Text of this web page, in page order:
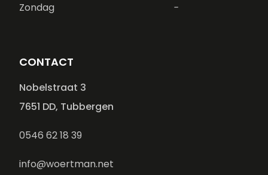
Zondag -
CONTACT
Nobelstraat 3
7651 DD, Tubbergen
0546 62 18 39
info@woertman.net